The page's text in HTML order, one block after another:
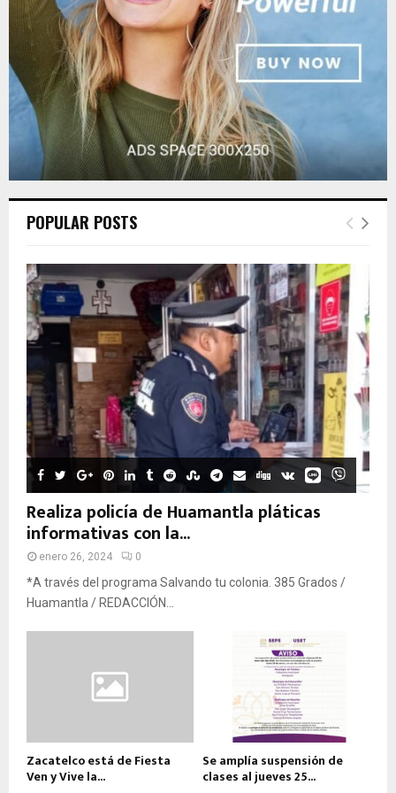
POPULAR POSTS
Realiza policía de Huamantla pláticas
informativas con la...
enero 26, 2024 0
*A través del programa Salvando tu colonia. 385 Grados /
Huamantla / REDACCIÓN...
Zacatelco está de Fiesta
Ven y Vive la...
Se amplía suspensión de
clases al jueves 25...